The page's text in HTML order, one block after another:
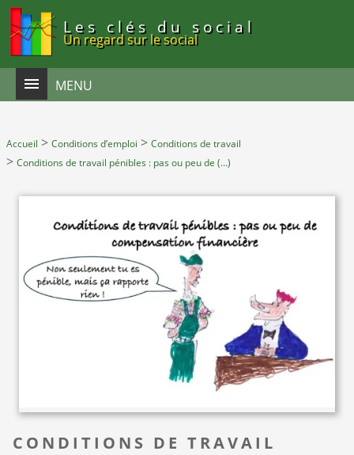
Les clés du social
Un regard sur le social
MENU
Accueil > Conditions d’emploi > Conditions de travail
> Conditions de travail pénibles : pas ou peu de (…)
CONDITIONS DE TRAVAIL
Panneau de gestion des cookies